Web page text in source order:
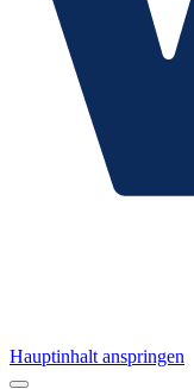
Hauptinhalt anspringen